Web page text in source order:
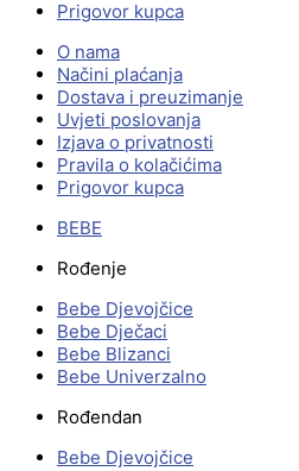
Prigovor kupca
O nama
Načini plaćanja
Dostava i preuzimanje
Uvjeti poslovanja
Izjava o privatnosti
Pravila o kolačićima
Prigovor kupca
BEBE
Rođenje
Bebe Djevojčice
Bebe Dječaci
Bebe Blizanci
Bebe Univerzalno
Rođendan
Bebe Djevojčice